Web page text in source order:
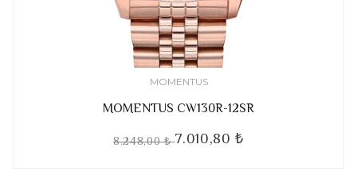
MOMENTUS
MOMENTUS CW130R-12SR
8.248,00 ₺7.010,80 ₺